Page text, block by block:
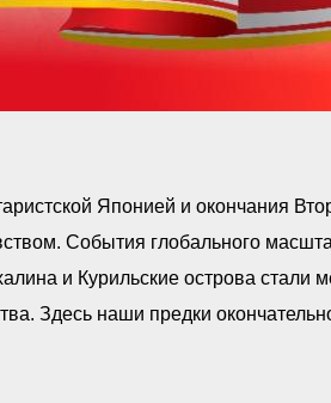
Японией и окончания
События глобального
и Курильские острова стали
Здесь наши предки